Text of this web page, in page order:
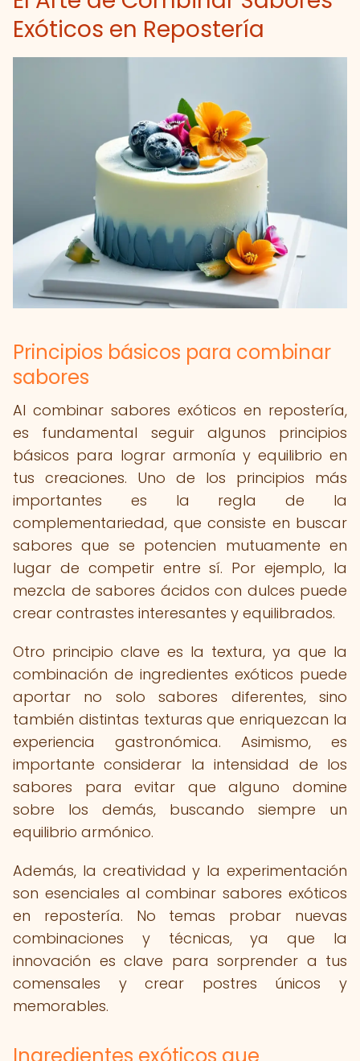
Exóticos en Repostería
Principios básicos para combinar
sabores
Al combinar sabores exóticos en repostería,
es fundamental seguir algunos principios
básicos para lograr armonía y equilibrio en
tus creaciones. Uno de los principios más
importantes es la regla de la
complementariedad, que consiste en buscar
sabores que se potencien mutuamente en
lugar de competir entre sí. Por ejemplo, la
mezcla de sabores ácidos con dulces puede
crear contrastes interesantes y equilibrados.
Otro principio clave es la textura, ya que la
combinación de ingredientes exóticos puede
aportar no solo sabores diferentes, sino
también distintas texturas que enriquezcan la
experiencia gastronómica. Asimismo, es
importante considerar la intensidad de los
sabores para evitar que alguno domine
sobre los demás, buscando siempre un
equilibrio armónico.
Además, la creatividad y la experimentación
son esenciales al combinar sabores exóticos
en repostería. No temas probar nuevas
combinaciones y técnicas, ya que la
innovación es clave para sorprender a tus
comensales y crear postres únicos y
memorables.